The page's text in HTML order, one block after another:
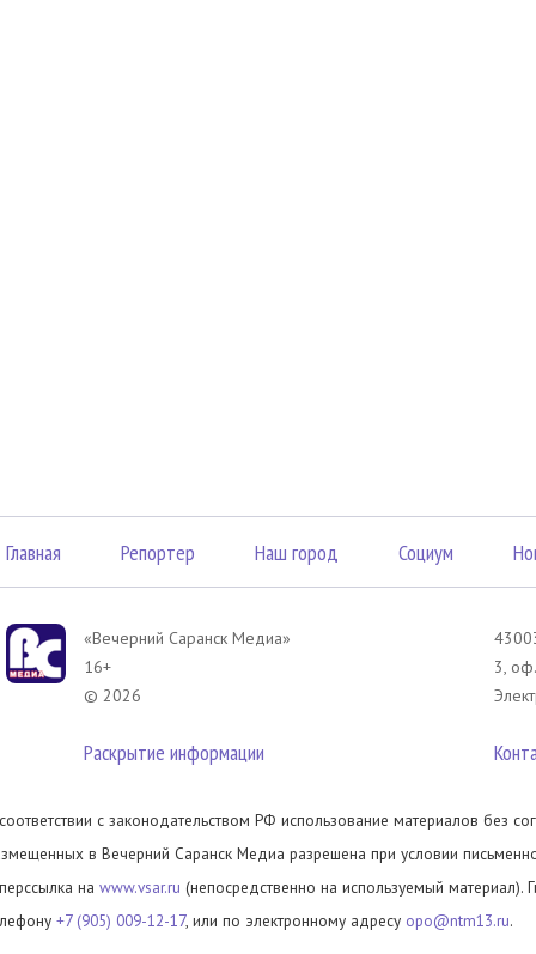
Главная Репортер Наш город Социум
«Вечерний Саранск Mедиа»
16+
© 2026
Раскрытие информации
3,
с законодательством РФ использование материалов без
в Вечерний Саранск Медиа разрешена при условии
на www.vsar.ru (непосредственно на используемый материал).
+7 (905) 009-12-17, или по электронному адресу opo@ntm13.ru.